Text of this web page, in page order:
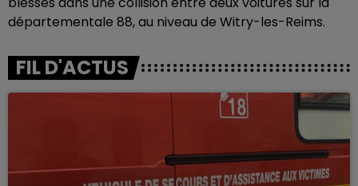
départementale 88, au niveau de Witry-les-Reims.
FIL D'ACTUS